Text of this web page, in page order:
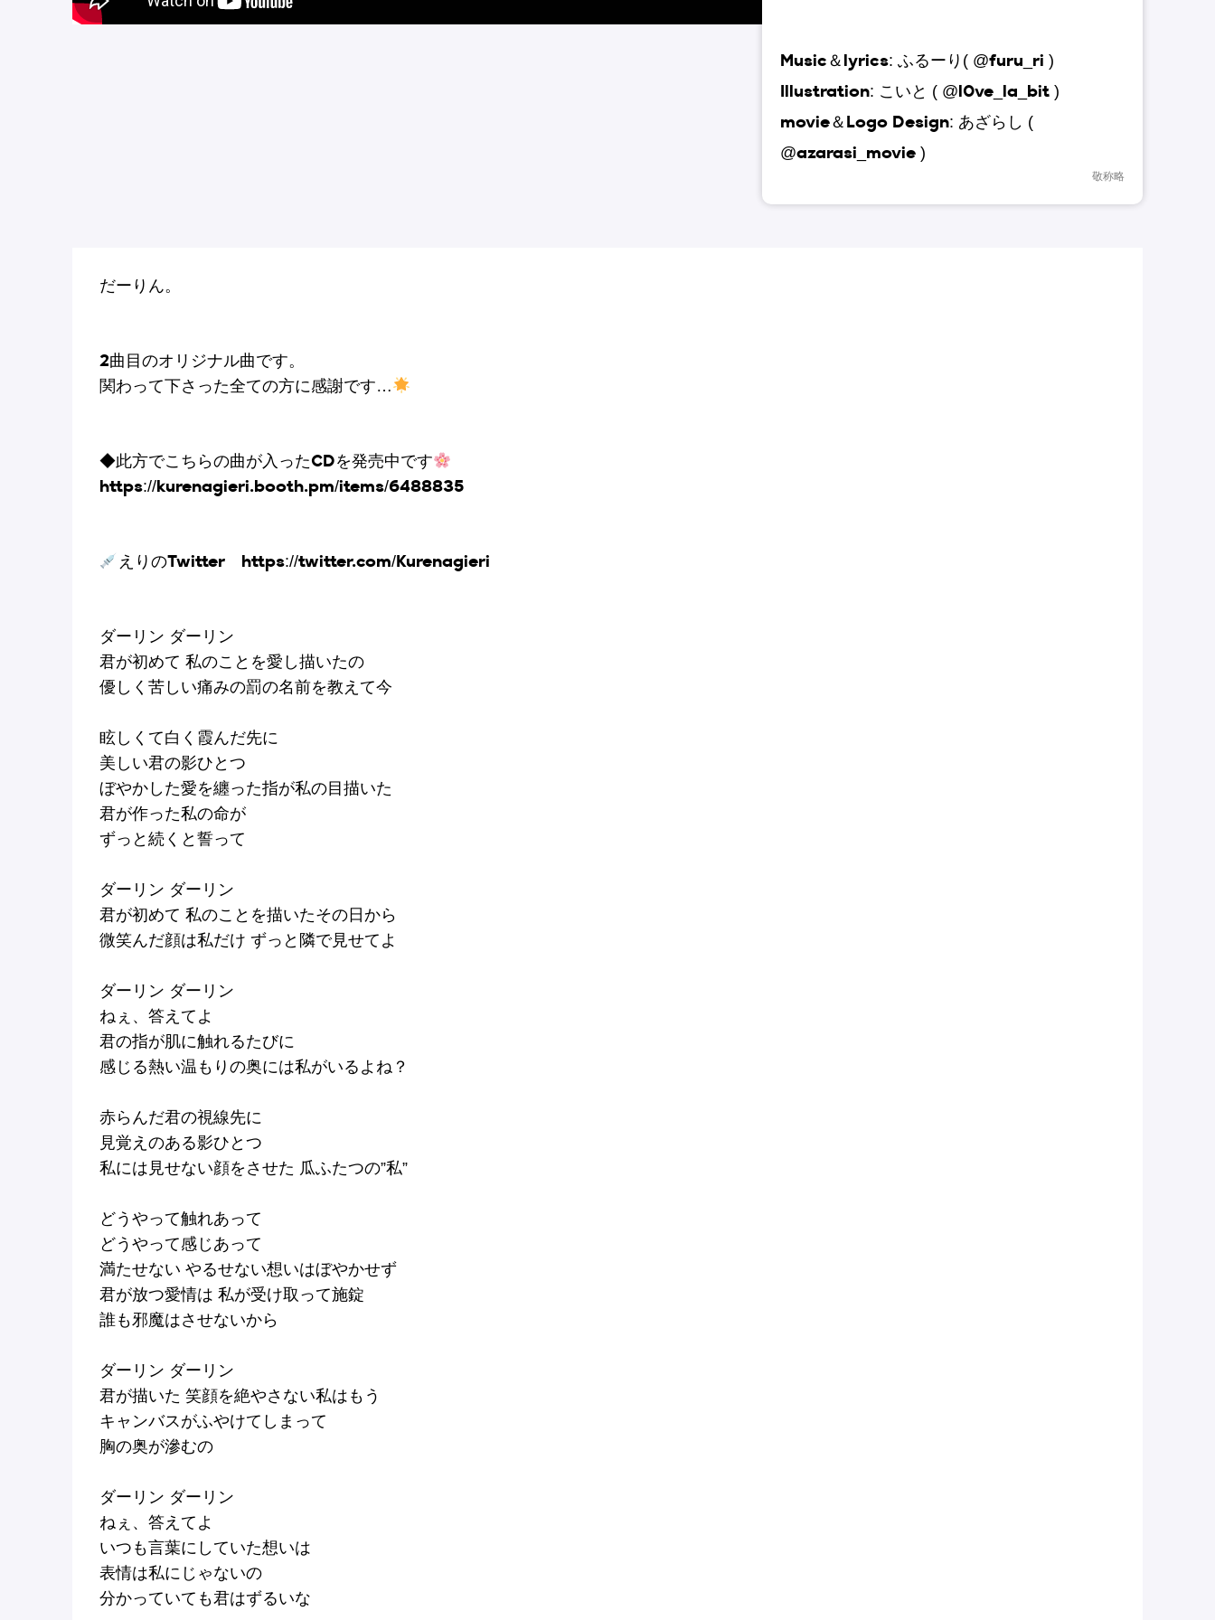
Music＆lyrics: ふるーり( @furu_ri )
Illustration: こいと ( @l0ve_la_bit )
movie＆Logo Design: あざらし (
@azarasi_movie )
敬称略
だーりん。
2曲目のオリジナル曲です。
関わって下さった全ての方に感謝です…
◆此方でこちらの曲が入ったCDを発売中です
https://kurenagieri.booth.pm/items/6488835
えりのTwitter https://twitter.com/Kurenagieri
ダーリン ダーリン
君が初めて 私のことを愛し描いたの
優しく苦しい痛みの罰の名前を教えて今
眩しくて白く霞んだ先に
美しい君の影ひとつ
ぼやかした愛を纏った指が私の目描いた
君が作った私の命が
ずっと続くと誓って
ダーリン ダーリン
君が初めて 私のことを描いたその日から
微笑んだ顔は私だけ ずっと隣で見せてよ
ダーリン ダーリン
ねぇ、答えてよ
君の指が肌に触れるたびに
感じる熱い温もりの奥には私がいるよね？
赤らんだ君の視線先に
見覚えのある影ひとつ
私には見せない顔をさせた 瓜ふたつの”私”
どうやって触れあって
どうやって感じあって
満たせない やるせない想いはぼやかせず
君が放つ愛情は 私が受け取って施錠
誰も邪魔はさせないから
ダーリン ダーリン
君が描いた 笑顔を絶やさない私はもう
キャンバスがふやけてしまって
胸の奥が滲むの
ダーリン ダーリン
ねぇ、答えてよ
いつも言葉にしていた想いは
表情は私にじゃないの
分かっていても君はずるいな